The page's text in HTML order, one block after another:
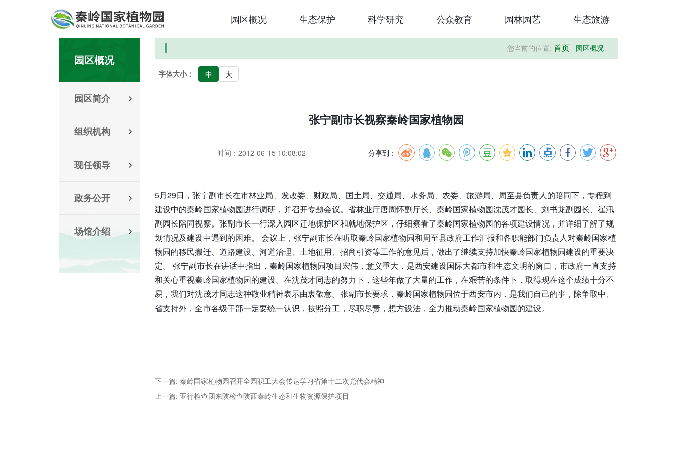
园区概况 生态保护 科学研究 公众教育 园林园艺 生态旅游
园区概况
园区简介
组织机构
现任领导
政务公开
场馆介绍
您当前的位置: 首页– 园区概况–
字体大小： 中 大
张宁副市长视察秦岭国家植物园
时间：2012-06-15 10:08:02 分享到：
5月29日，张宁副市长在市林业局、发改委、财政局、国土局、交通局、水务局、农委、旅游局、周至县负责人的陪同下，专程到
建设中的秦岭国家植物园进行调研，并召开专题会议。省林业厅唐周怀副厅长、秦岭国家植物园沈茂才园长、刘书龙副园长、崔汛
副园长陪同视察。张副市长一行深入园区迁地保护区和就地保护区，仔细察看了秦岭国家植物园的各项建设情况，并详细了解了规
划情况及建设中遇到的困难。 会议上，张宁副市长在听取秦岭国家植物园和周至县政府工作汇报和各职能部门负责人对秦岭国家植
物园的移民搬迁、道路建设、河道治理、土地征用、招商引资等工作的意见后，做出了继续支持加快秦岭国家植物园建设的重要决
定。 张宁副市长在讲话中指出，秦岭国家植物园项目宏伟，意义重大，是西安建设国际大都市和生态文明的窗口，市政府一直支持
和关心重视秦岭国家植物园的建设。在沈茂才同志的努力下，这些年做了大量的工作，在艰苦的条件下，取得现在这个成绩十分不
易，我们对沈茂才同志这种敬业精神表示由衷敬意。张副市长要求，秦岭国家植物园位于西安市内，是我们自己的事，除争取中、
省支持外，全市各级干部一定要统一认识，按照分工，尽职尽责，想方设法，全力推动秦岭国家植物园的建设。
下一篇: 秦岭国家植物园召开全园职工大会传达学习省第十二次党代会精神
上一篇: 亚行检查团来陕检查陕西秦岭生态和生物资源保护项目